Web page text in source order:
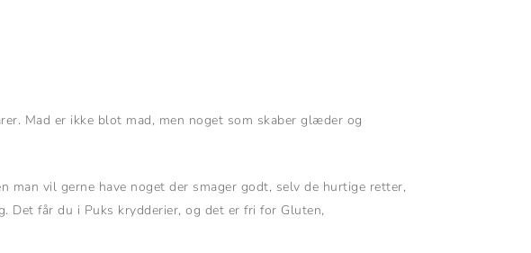
Mad er ikke blot mad, men noget som skaber glæder og
vil gerne have noget der smager godt, selv de hurtige retter,
Det får du i Puks krydderier, og det er fri for Gluten,